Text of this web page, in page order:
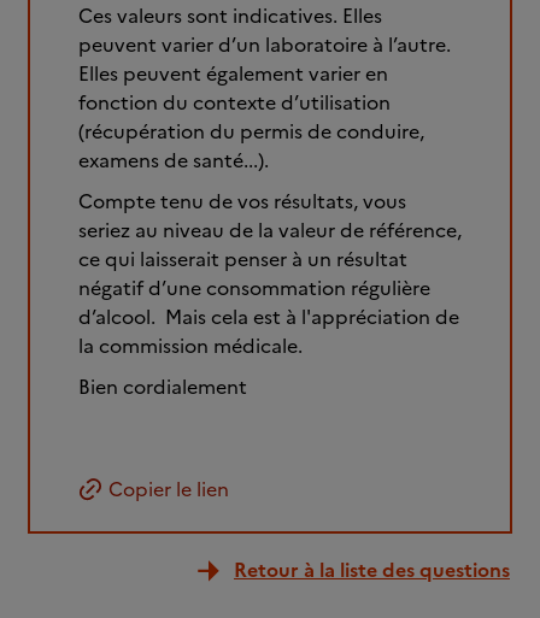
Ces valeurs sont indicatives. Elles
peuvent varier d’un laboratoire à l’autre.
Elles peuvent également varier en
fonction du contexte d’utilisation
(récupération du permis de conduire,
examens de santé...).
Compte tenu de vos résultats, vous
seriez au niveau de la valeur de référence,
ce qui laisserait penser à un résultat
négatif d’une consommation régulière
d’alcool. Mais cela est à l'appréciation de
la commission médicale.
Bien cordialement
Copier le lien
Retour à la liste des questions